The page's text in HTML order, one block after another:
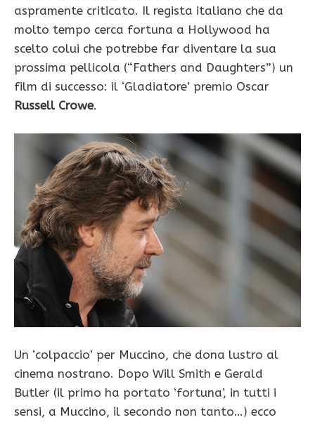
aspramente criticato. Il regista italiano che da
molto tempo cerca fortuna a Hollywood ha
scelto colui che potrebbe far diventare la sua
prossima pellicola (“Fathers and Daughters”) un
film di successo: il ‘Gladiatore’ premio Oscar
Russell Crowe.
Un ‘colpaccio’ per Muccino, che dona lustro al
cinema nostrano. Dopo Will Smith e Gerald
Butler (il primo ha portato ‘fortuna’, in tutti i
sensi, a Muccino, il secondo non tanto…) ecco